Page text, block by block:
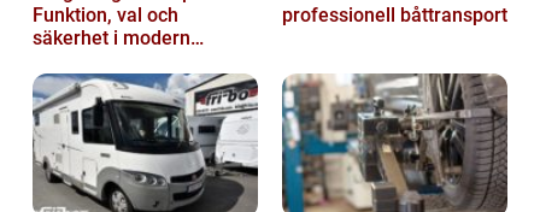
Funktion, val och
säkerhet i modern
professionell båttransport